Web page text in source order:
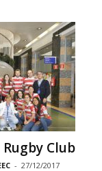
Club
- 27/12/2017